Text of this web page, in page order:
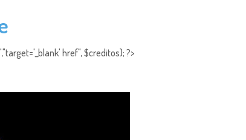
href", $creditos); ?>